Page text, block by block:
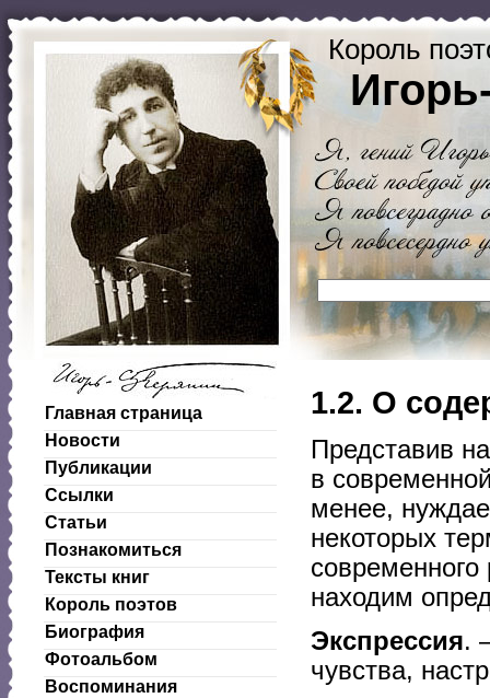
Король
Главная страница
Новости
Публикации
Ссылки
Статьи
Познакомиться
Тексты книг
Король поэтов
Биография
Фотоальбом
Воспоминания
1.2. О
Представив
в
менее,
некоторых
современного
находим
Экспрессия.
чувства,